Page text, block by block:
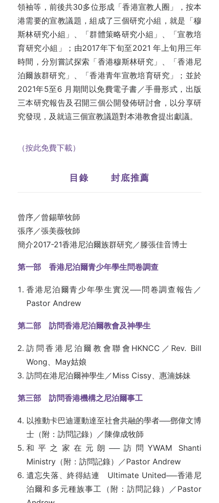
領袖等，前後共30多位形成「香港宣教人圈」，按本
港需要的宣教議題，組成了三個研究小組，就是「穆
斯林研究小組」、「群體策略研究小組」、「宣教培
育研究小組」；由2017年下旬至2021 年上旬用三年
時間，分別嘗試探索「香港穆斯林研究」、「香港尼
泊爾族群研究」、「香港青年宣教培育研究」；並於
2021年5至6 月期間以免費電子書／手冊形式，出版
三本研究報告及召開三個公開發佈研討會，以分享研
究發現，及就這三個宣教議題對本港教會提出獻議。
（按此免費下載）
目錄 封底推薦
曾序／曾錫華牧師
張序／張美薇牧師
簡介2017-21香港尼泊爾族群研究／滕張佳音博士
第一部 香港尼泊爾青少年學生問卷調查
香港尼泊爾青少年學生實況──問卷調查報告／
Pastor Andrew
第二部 訪問香港尼泊爾教會及神學生
訪問香港尼泊爾教會聯會HKNCC／Rev. Bill
Wong、May姑娘
訪問在港尼泊爾神學生／Miss Cissy、惠湳姊妹
第三部 訪問香港機構之尼泊爾事工
以推動卡巴迪運動達至社會共融的學者──鄧偉文博
士（附：訪問記錄）／陳偉成牧師
和平之家在元朗──訪問YWAM Shanti
Ministry（附：訪問記錄）／Pastor Andrew
遺忘失落、終得結連 Ultimate United──香港尼
泊爾和多元種族事工（附：訪問記錄）／Pastor